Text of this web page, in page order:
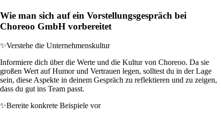
Wie man sich auf ein Vorstellungsgespräch bei
Choreoo GmbH vorbereitet
✨Verstehe die Unternehmenskultur
Informiere dich über die Werte und die Kultur von Choreoo. Da sie
großen Wert auf Humor und Vertrauen legen, solltest du in der Lage
sein, diese Aspekte in deinem Gespräch zu reflektieren und zu zeigen,
dass du gut ins Team passt.
✨Bereite konkrete Beispiele vor